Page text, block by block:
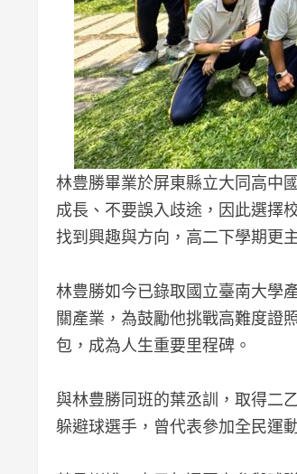
林豊勝畢業於屏東縣立大同高中
成長、不要誤入歧途，因此選擇
找到興趣與方向，高二下學期更
林豊勝如今已錄取國立臺南大學
關產業，為鼓勵他挑戰高難度證
包，成為人生重要里程碑。
與林豊勝同班的葉丞訓，取得二
躲避球選手，曾代表參加全民運